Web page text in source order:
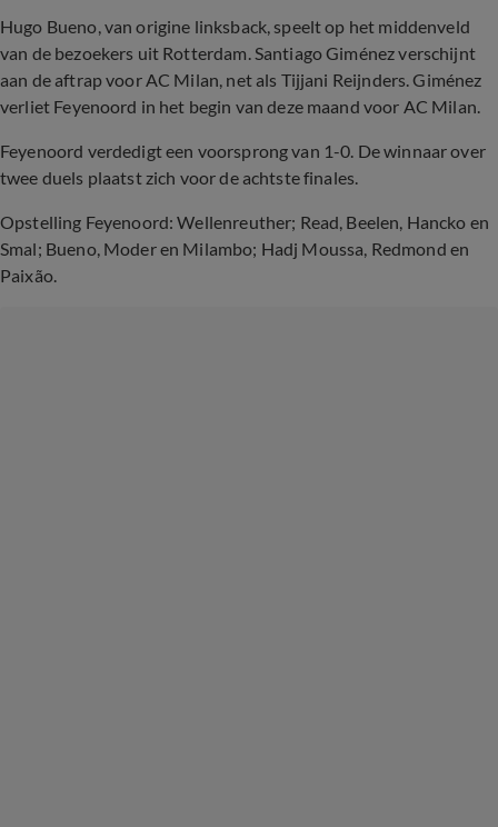
Hugo Bueno, van origine linksback, speelt op het middenveld
van de bezoekers uit Rotterdam. Santiago Giménez verschijnt
aan de aftrap voor AC Milan, net als Tijjani Reijnders. Giménez
verliet Feyenoord in het begin van deze maand voor AC Milan.
Feyenoord verdedigt een voorsprong van 1-0. De winnaar over
twee duels plaatst zich voor de achtste finales.
Opstelling Feyenoord: Wellenreuther; Read, Beelen, Hancko en
Smal; Bueno, Moder en Milambo; Hadj Moussa, Redmond en
Paixão.